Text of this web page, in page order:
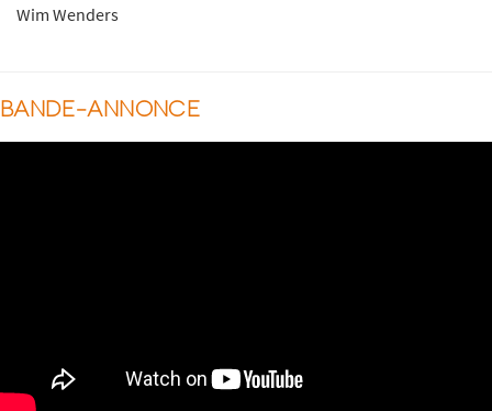
Wim Wenders
BANDE-ANNONCE